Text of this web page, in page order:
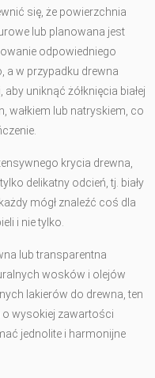
się, że powierzchnia
lub planowana jest
odpowiedniego
a w przypadku drewna
uniknąć żółknięcia białej
wałkiem lub natryskiem, co
krycia drewna,
delikatny odcień, tj. biały
mógł znaleźć coś dla
i nie tylko.
lub transparentna
wosków i olejów
lakierów do drewna, ten
wysokiej zawartości
jednolite i harmonijne